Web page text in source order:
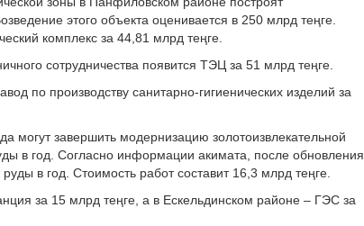
этого объекта оценивается в 250 млрд теңге.
комплекс за 44,81 млрд теңге.
сотрудничества появится ТЭЦ за 51 млрд теңге.
по производству санитарно-гигиенических изделий за
могут завершить модернизацию золотоизвлекательной
в год. Согласно информации акимата, после обновления
в год. Стоимость работ составит 16,3 млрд теңге.
за 15 млрд теңге, а в Ескельдинском районе – ГЭС за